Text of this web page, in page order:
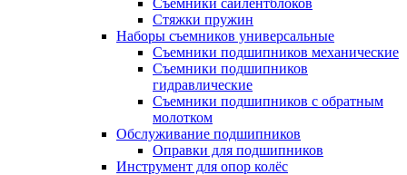
Съемники сайлентблоков
Стяжки пружин
Наборы съемников универсальные
Съемники подшипников механические
Съемники подшипников
гидравлические
Съемники подшипников с обратным
молотком
Обслуживание подшипников
Оправки для подшипников
Инструмент для опор колёс